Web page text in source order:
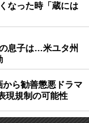
なった時「蔵には
息子は…米ユタ州
ら勧善懲悪ドラマ
現規制の可能性